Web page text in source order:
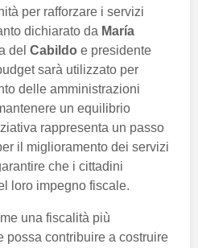
per rafforzare i servizi
dichiarato da María
del Cabildo e presidente
sarà utilizzato per
delle amministrazioni
un equilibrio
rappresenta un passo
il miglioramento dei servizi
che i cittadini
loro impegno fiscale.
una fiscalità più
possa contribuire a costruire